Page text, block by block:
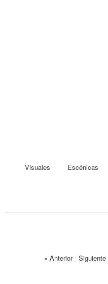
Visuales Escénicas
« Anterior / Siguiente